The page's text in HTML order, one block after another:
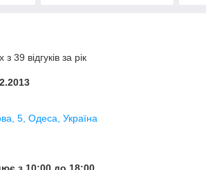
39 відгуків за рік
5, Одеса, Україна